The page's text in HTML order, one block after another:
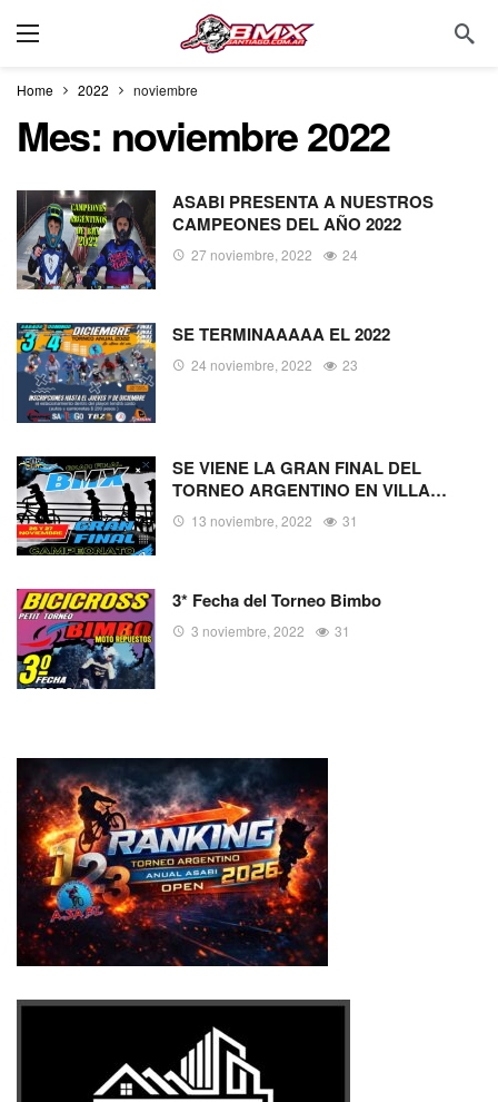
Home 2022 noviembre
Mes: noviembre 2022
ASABI PRESENTA A NUESTROS
CAMPEONES DEL AÑO 2022
27 noviembre, 2022 24
SE TERMINAAAAA EL 2022
24 noviembre, 2022 23
SE VIENE LA GRAN FINAL DEL
TORNEO ARGENTINO EN VILLA…
13 noviembre, 2022 31
3* Fecha del Torneo Bimbo
3 noviembre, 2022 31